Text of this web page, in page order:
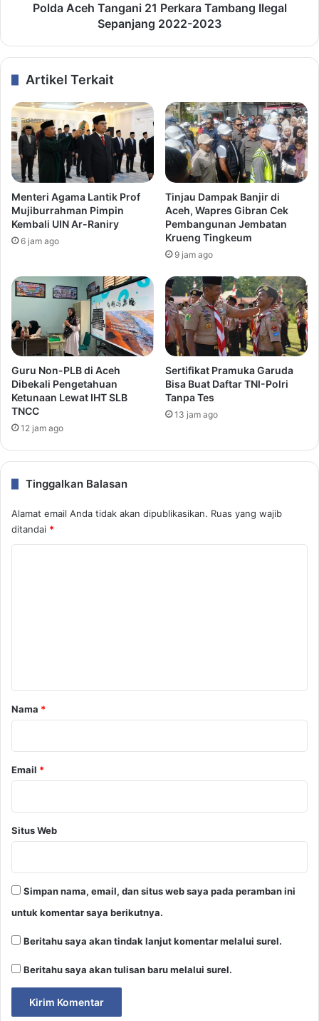
Polda Aceh Tangani 21 Perkara Tambang Ilegal
Sepanjang 2022-2023
Artikel Terkait
Menteri Agama Lantik Prof
Mujiburrahman Pimpin
Kembali UIN Ar-Raniry
6 jam ago
Tinjau Dampak Banjir di
Aceh, Wapres Gibran Cek
Pembangunan Jembatan
Krueng Tingkeum
9 jam ago
Guru Non-PLB di Aceh
Dibekali Pengetahuan
Ketunaan Lewat IHT SLB
TNCC
12 jam ago
Sertifikat Pramuka Garuda
Bisa Buat Daftar TNI-Polri
Tanpa Tes
13 jam ago
Tinggalkan Balasan
Alamat email Anda tidak akan dipublikasikan. Ruas yang wajib
ditandai *
r
Nama *
Email *
Situs Web
Simpan nama, email, dan situs web saya pada peramban ini
untuk komentar saya berikutnya.
Beritahu saya akan tindak lanjut komentar melalui surel.
Beritahu saya akan tulisan baru melalui surel.